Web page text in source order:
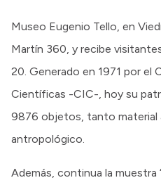
Museo Eugenio Tello, en
Martín 360, y recibe
20. Generado en 1971 por el
Científicas -CIC-, hoy su
9876 objetos, tanto material
antropológico.
Además, continua la muestra